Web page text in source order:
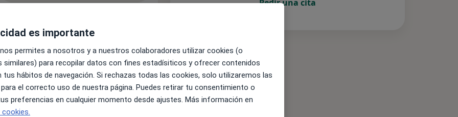
Depresión
Pedir una cita
es importante
permites a nosotros y a nuestros colaboradores utilizar cookies (o
similares) para recopilar datos con fines estadísiticos y ofrecer contenidos
tus hábitos de navegación. Si rechazas todas las cookies, solo utilizaremos las
el correcto uso de nuestra página. Puedes retirar tu consentimiento o
preferencias en cualquier momento desde ajustes. Más información en